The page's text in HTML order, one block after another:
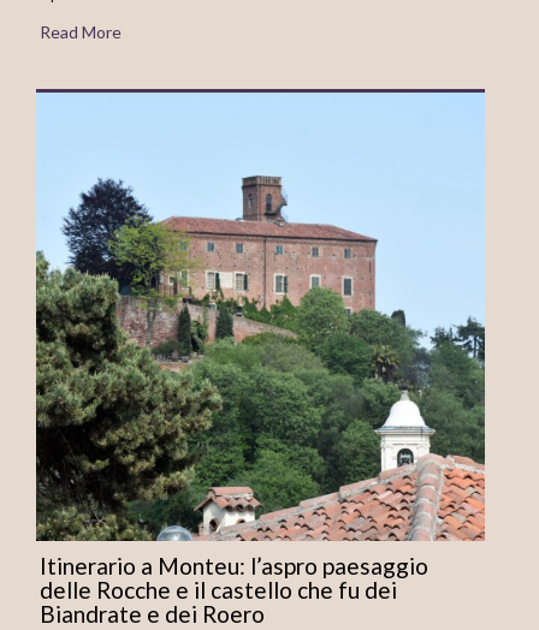
Read More
Itinerario a Monteu: l’aspro paesaggio
delle Rocche e il castello che fu dei
Biandrate e dei Roero